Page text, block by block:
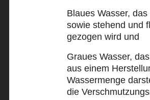
Blaues Wasser,
sowie stehend und
gezogen wird und
Graues Wasser,
aus einem
Wassermenge
die